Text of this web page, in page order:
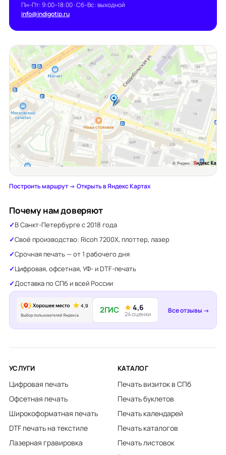
Пн–Пт: 9:00–18:00 · Сб–Вс: выходной
info@indigotip.ru
Построить маршрут →·Открыть в Яндекс Картах
Почему нам доверяют
В Санкт-Петербурге с 2018 года
Своё производство: Ricoh 7200X, плоттер, лазер
Срочная печать — от 1 рабочего дня
Цифровая, офсетная, УФ- и DTF-печать
Доставка по СПб и всей России
2ГИС ★4,6
24 оценки Все отзывы →
УСЛУГИ
Цифровая печать
Офсетная печать
Широкоформатная печать
DTF печать на текстиле
Лазерная гравировка
КАТАЛОГ
Печать визиток в СПб
Печать буклетов
Печать календарей
Печать каталогов
Печать листовок